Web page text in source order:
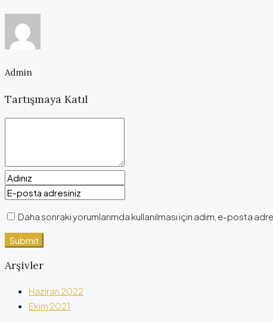
Admin
Tartışmaya Katıl
Daha sonraki yorumlarımda kullanılması için adım, e-posta
Arşivler
Haziran 2022
Ekim 2021